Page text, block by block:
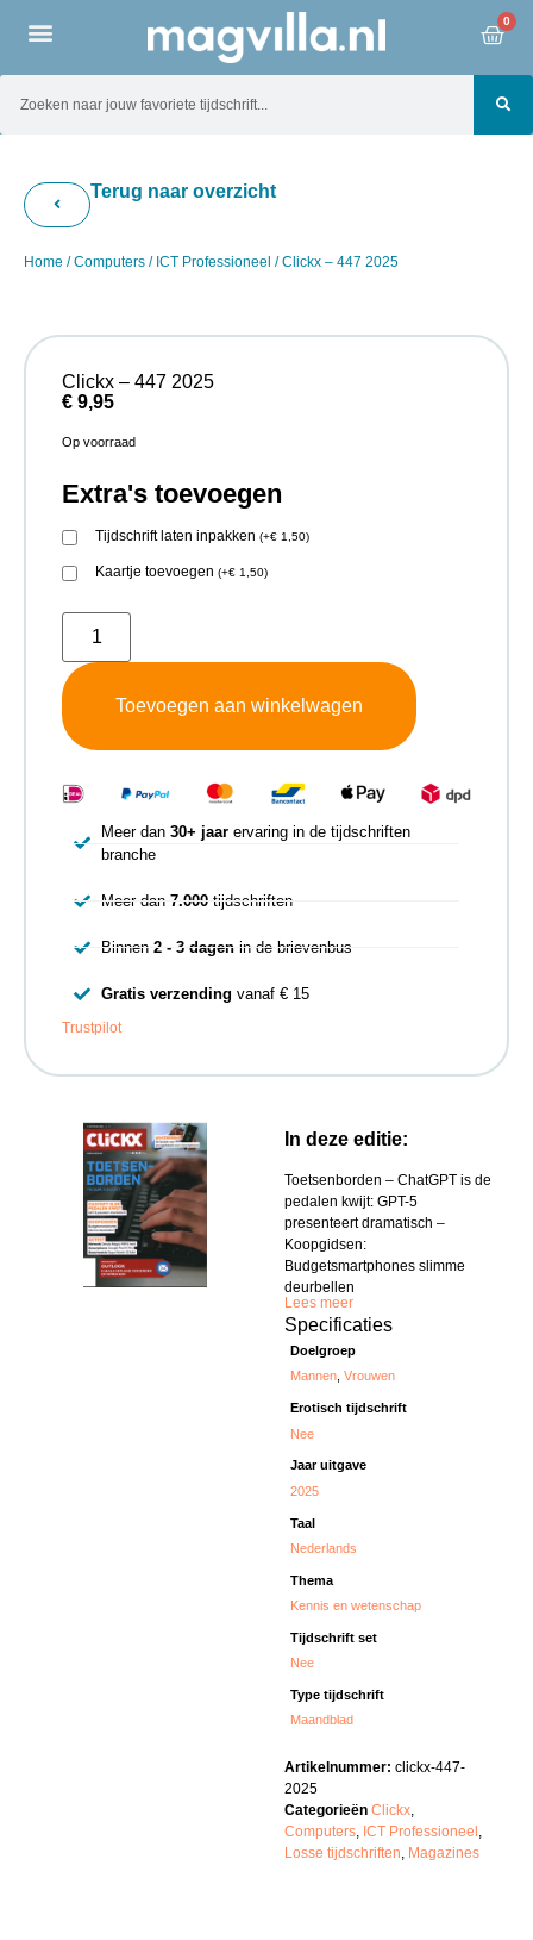
0
Terug naar overzicht
Home /Computers / ICT Professioneel / Clickx – 447 2025
In deze editie:
Toetsenborden – ChatGPT is de
pedalen kwijt: GPT-5
presenteert dramatisch –
Koopgidsen:
Budgetsmartphones slimme
deurbellen
Lees meer
Specificaties
Doelgroep
Mannen,Vrouwen
Erotisch tijdschrift
Nee
Jaar uitgave
2025
Taal
Nederlands
Thema
Kennis en wetenschap
Tijdschrift set
Nee
Type tijdschrift
Maandblad
Artikelnummer: clickx-447-
2025
Categorieën Clickx,
Computers, ICT Professioneel ,
Losse tijdschriften, Magazines
Clickx – 447 2025
€ 9,95
Op voorraad
Extra's toevoegen
Tijdschrift laten inpakken (+€ 1,50)
Kaartje toevoegen (+€ 1,50)
Toevoegen aan winkelwagen
Meer dan 30+ jaarervaring in de tijdschriften
branche
Meer dan 7.000tijdschriften
Binnen 2 - 3 dagenin de brievenbus
Gratis verzending vanaf € 15
Trustpilot